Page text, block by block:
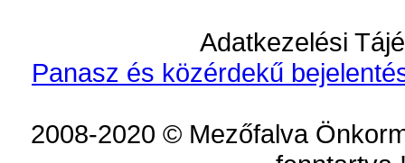
Adatkezelési
Panasz és közérdekű
2008-2020 © Mezőfalva